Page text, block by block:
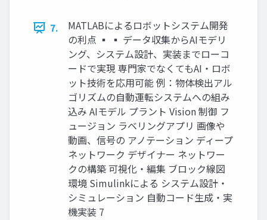
7.
MATLABによるロボットシステム開発
の利点 ▪ ▪ データ収集からAIモデリ
ング、システム設計、実装までローコ
ードで実現 専門家でなくてもAI・ロボ
ット技術を応用可能 例：物体検出アル
ゴリズムの自動運転システムへの組み
込み AIモデル プラント Vision 制御 フ
ュージョン ラベリングアプリ 画像や
動画、信号の アノテーション ディープ
ネットワーク デザイナー ネットワー
クの構築 可視化・編集 ブロック線図
環境 Simulinkによる システム設計・
シミュレーション 自動コード生成・実
機実装 7